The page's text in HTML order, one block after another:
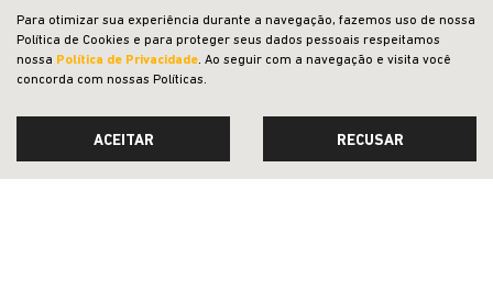
NOVOS
VENDAS DIRETAS
Para otimizar sua experiência durante a navegação, fazemos uso de nossa
Política de Cookies e para proteger seus dados pessoais respeitamos
nossa Política de Privacidade. Ao seguir com a navegação e visita você
concorda com nossas Políticas.
ACEITAR RECUSAR